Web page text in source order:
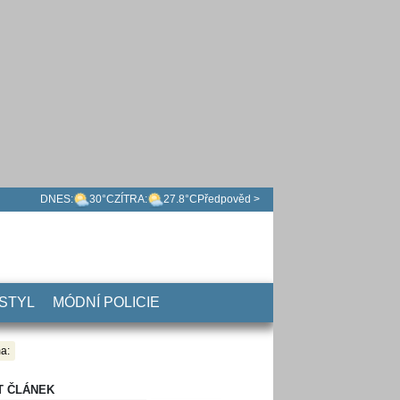
DNES: 30°CZÍTRA: 27.8°C Předpověd >
MÓDNÍ POLICIE
ČLÁNEK